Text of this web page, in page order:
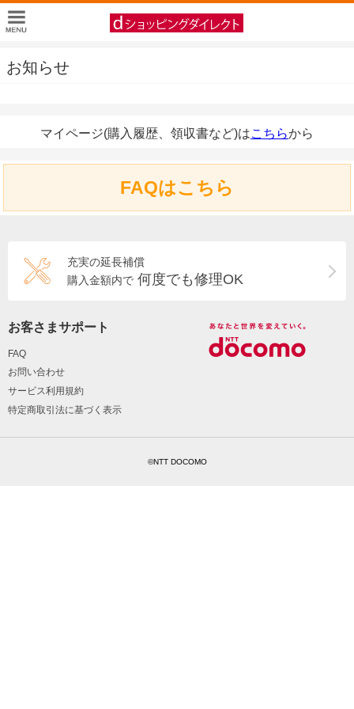
お知らせ
マイページ(購入履歴、領収書など)はこちらから
FAQはこちら
充実の延長補償
購入金額内で 何度でも修理OK
お客さまサポート
FAQ
お問い合わせ
サービス利用規約
特定商取引法に基づく表示
©NTT DOCOMO